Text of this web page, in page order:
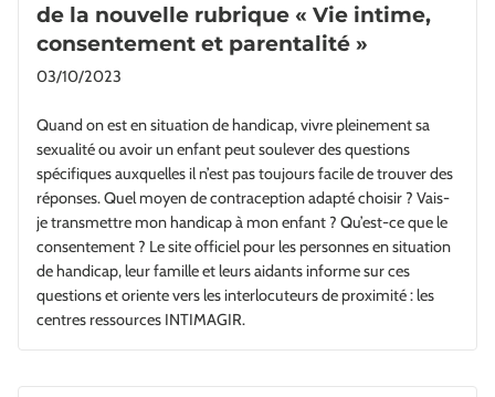
de la nouvelle rubrique « Vie intime,
consentement et parentalité »
03/10/2023
Quand on est en situation de handicap, vivre pleinement sa
sexualité ou avoir un enfant peut soulever des questions
spécifiques auxquelles il n’est pas toujours facile de trouver des
réponses. Quel moyen de contraception adapté choisir ? Vais-
je transmettre mon handicap à mon enfant ? Qu’est-ce que le
consentement ? Le site officiel pour les personnes en situation
de handicap, leur famille et leurs aidants informe sur ces
questions et oriente vers les interlocuteurs de proximité : les
centres ressources INTIMAGIR.